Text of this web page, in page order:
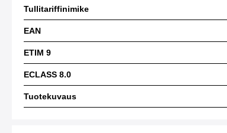
Tullitariffinimike
EAN
ETIM 9
ECLASS 8.0
Tuotekuvaus